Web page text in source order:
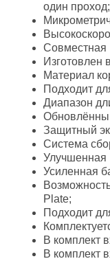
один проход;
Совместная
Материал
Подходит
Диапазон
Защитный
Система
Улучшенная
Усиленная
Plate;
Подходит
В комплект
В комплект